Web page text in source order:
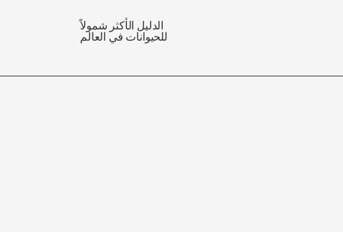
الدليل الأكثر شمولاً
للحيوانات في العالم